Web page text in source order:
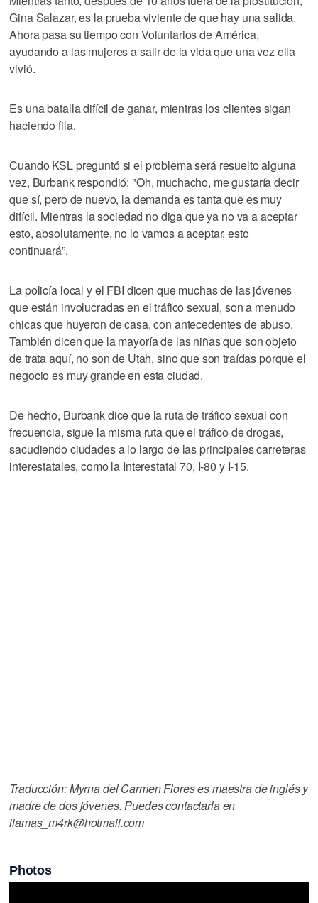
Gina Salazar, es la prueba viviente de que hay una salida.
Ahora pasa su tiempo con Voluntarios de América,
ayudando a las mujeres a salir de la vida que una vez ella
vivió.
Es una batalla difícil de ganar, mientras los clientes sigan
haciendo fila.
Cuando KSL preguntó si el problema será resuelto alguna
vez, Burbank respondió: "Oh, muchacho, me gustaría decir
que sí, pero de nuevo, la demanda es tanta que es muy
difícil. Mientras la sociedad no diga que ya no va a aceptar
esto, absolutamente, no lo vamos a aceptar, esto
continuará”.
La policía local y el FBI dicen que muchas de las jóvenes
que están involucradas en el tráfico sexual, son a menudo
chicas que huyeron de casa, con antecedentes de abuso.
También dicen que la mayoría de las niñas que son objeto
de trata aquí, no son de Utah, sino que son traídas porque el
negocio es muy grande en esta ciudad.
De hecho, Burbank dice que la ruta de tráfico sexual con
frecuencia, sigue la misma ruta que el tráfico de drogas,
sacudiendo ciudades a lo largo de las principales carreteras
interestatales, como la Interestatal 70, I-80 y I-15.
Traducción: Myrna del Carmen Flores es maestra de inglés y
madre de dos jóvenes. Puedes contactarla en
llamas_m4rk@hotmail.com
Photos